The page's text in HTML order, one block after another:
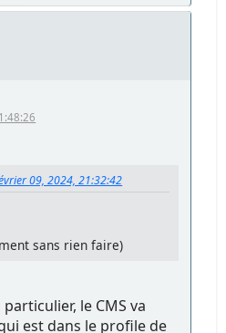
09, 2024, 21:32:42
sans rien faire)
le CMS va
est dans le profile de